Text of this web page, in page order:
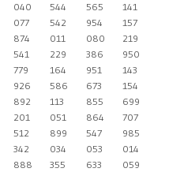
040 544 565
141
077 542 954
157
874 011 080
219
541 229 386
950
779 164 951
143
926 586 673
154
892 113 855
699
201 051 864
707
512 899 547
985
342 034 053
014
888 355 633
059